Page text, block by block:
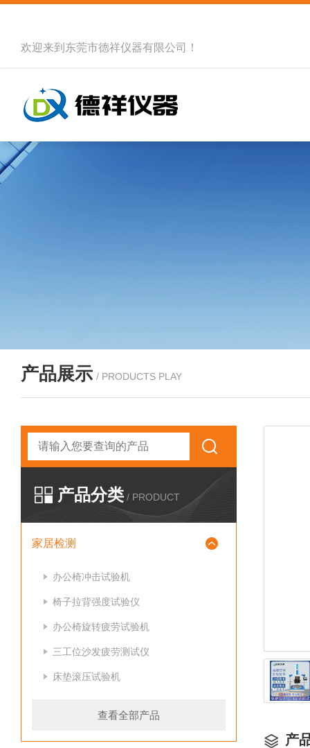
欢迎来到 东莞市德祥仪器有限公司 ！
产品展示 / PRODUCTS PLAY
产品分类 / PRODUCT
家居检测
办公椅冲击试验机
椅子拉背强度试验仪
办公椅旋转疲劳试验机
三工位沙发疲劳测试仪
床垫滚压试验机
查看全部产品
产